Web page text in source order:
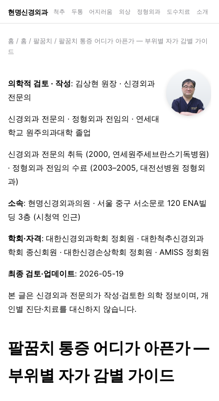
현명신경외과 척추 두통 어지러움 외상 정형외과 도수치료 소개
홈 / 홈 / 팔꿈치 / 팔꿈치 통증 어디가 아픈가 — 부위별 자가 감별 가이
드
의학적 검토 · 작성: 김상현 원장 · 신경외과
전문의
신경외과 전문의 · 정형외과 전임의 · 연세대
학교 원주의과대학 졸업
신경외과 전문의 취득 (2000, 연세원주세브란스기독병원)
· 정형외과 전임의 수료 (2003–2005, 대전선병원 정형외
과)
소속: 현명신경외과의원 · 서울 중구 서소문로 120 ENA빌
딩 3층 (시청역 인근)
학회·자격: 대한신경외과학회 정회원 · 대한척추신경외과
학회 종신회원 · 대한신경손상학회 정회원 · AMISS 정회원
최종 검토·업데이트: 2026-05-19
본 글은 신경외과 전문의가 작성·검토한 의학 정보이며, 개
인별 진단·치료를 대신하지 않습니다.
팔꿈치 통증 어디가 아픈가 —
부위별 자가 감별 가이드